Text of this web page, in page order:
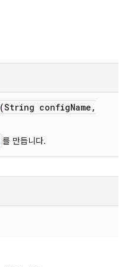
(String configName ,
를 만듭니다.